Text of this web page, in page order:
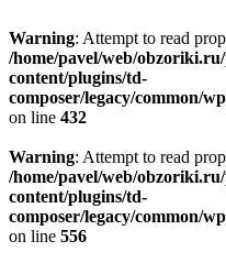
Warning: Attempt to read
/home/pavel/web/
content/plugins/td-
composer/legacy/common/
on line 432
Warning: Attempt to read
/home/pavel/web/
content/plugins/td-
composer/legacy/common/
on line 556